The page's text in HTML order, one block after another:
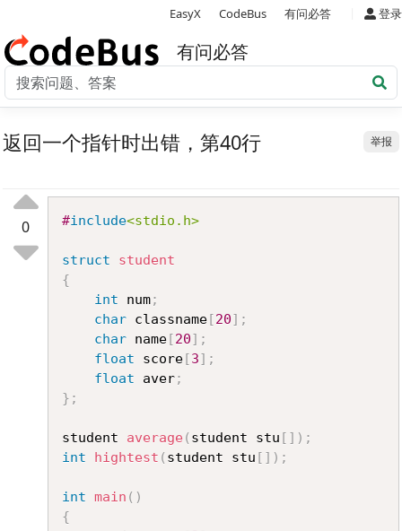
EasyX CodeBus 有问必答 登录
有问必答
举报
返回一个指针时出错，第40行
0 #include<stdio.h>
struct
student
{
int num;
char classname[20] ;
char name[20] ;
float score[3] ;
float aver;
} ;
student average( student stu [ ] ) ;
int
hightest ( student stu [ ] ) ;
int main ( )
{